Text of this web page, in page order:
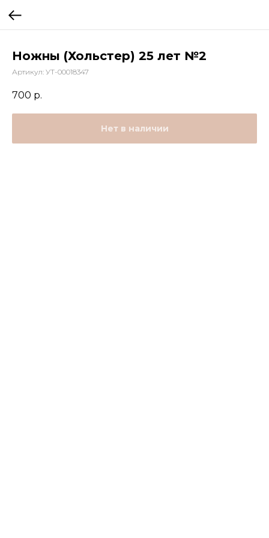
Ножны (Хольстер) 25 лет №2
Артикул: УТ-00018347
700 р.
Нет в наличии